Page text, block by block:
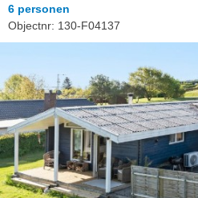
6 personen
Objectnr: 130-F04137